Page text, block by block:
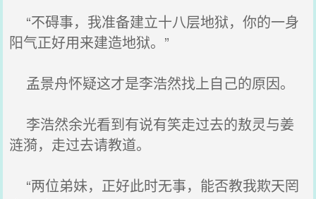
“不碍事，我准备建立十八层地狱，你的一身
阳气正好用来建造地狱。”
孟景舟怀疑这才是李浩然找上自己的原因。
李浩然余光看到有说有笑走过去的敖灵与姜
涟漪，走过去请教道。
“两位弟妹，正好此时无事，能否教我欺天罔